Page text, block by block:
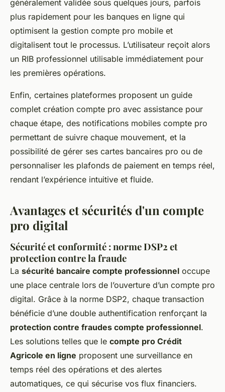
généralement validée sous quelques jours, parfois
plus rapidement pour les banques en ligne qui
optimisent la gestion compte pro mobile et
digitalisent tout le processus. L’utilisateur reçoit alors
un RIB professionnel utilisable immédiatement pour
les premières opérations.
Enfin, certaines plateformes proposent un guide
complet création compte pro avec assistance pour
chaque étape, des notifications mobiles compte pro
permettant de suivre chaque mouvement, et la
possibilité de gérer ses cartes bancaires pro ou de
personnaliser les plafonds de paiement en temps réel,
rendant l’expérience intuitive et fluide.
Avantages et sécurités d'un compte
pro digital
Sécurité et conformité : norme DSP2 et
protection contre la fraude
La sécurité bancaire compte professionnel occupe
une place centrale lors de l’ouverture d’un compte pro
digital. Grâce à la norme DSP2, chaque transaction
bénéficie d’une double authentification renforçant la
protection contre fraudes compte professionnel.
Les solutions telles que le compte pro Crédit
Agricole en ligne proposent une surveillance en
temps réel des opérations et des alertes
automatiques, ce qui sécurise vos flux financiers.